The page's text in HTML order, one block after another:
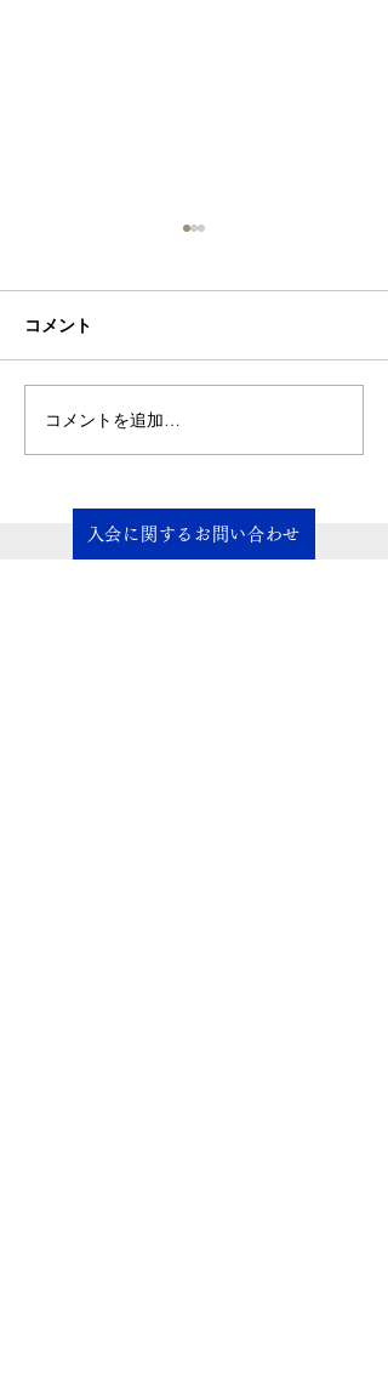
2024年4月11日に夕なぎの湯
HOTEL花樹海（香川県高松市
西宝町3丁目5番町10号）にて
香川胆識の会例会を開催しま
びが深まる例会を行いまし
た。...
コメント
コメントを追加…
入会に関するお問い合わせ